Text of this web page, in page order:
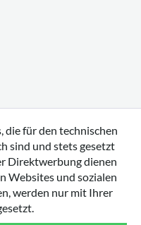
die für den technischen
sind und stets gesetzt
Direktwerbung dienen
Websites und sozialen
werden nur mit Ihrer